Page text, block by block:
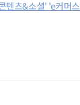
텐츠&소셜' 'e커머